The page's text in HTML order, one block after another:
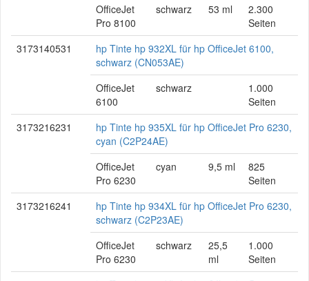
OfficeJet
Pro 8100
schwarz 53 ml
2.300
Seiten
3173140531
hp Tinte hp 932XL für hp OfficeJet 6100,
schwarz (CN053AE)
OfficeJet
6100
schwarz
1.000
Seiten
3173216231
hp Tinte hp 935XL für hp OfficeJet Pro 6230,
cyan (C2P24AE)
OfficeJet
Pro 6230
cyan 9,5 ml
825
Seiten
3173216241
hp Tinte hp 934XL für hp OfficeJet Pro 6230,
schwarz (C2P23AE)
OfficeJet
Pro 6230
schwarz
25,5
ml
1.000
Seiten